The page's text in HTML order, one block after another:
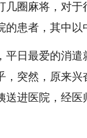
圈麻将，对于
患者，其中以
日最爱的消遣
突然，原来
进医院，经医